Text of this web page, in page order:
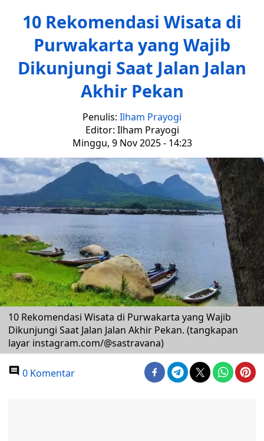
10 Rekomendasi Wisata di
Purwakarta yang Wajib
Dikunjungi Saat Jalan Jalan
Akhir Pekan
Penulis: Ilham Prayogi
Editor: Ilham Prayogi
Minggu, 9 Nov 2025 - 14:23
10 Rekomendasi Wisata di Purwakarta yang Wajib
Dikunjungi Saat Jalan Jalan Akhir Pekan. (tangkapan
layar instagram.com/@sastravana)
0 Komentar